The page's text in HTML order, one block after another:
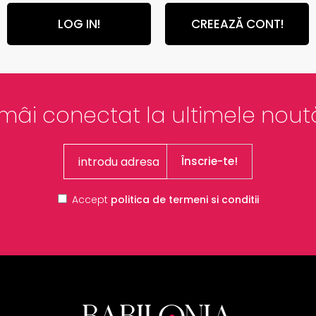
LOG IN! CREEAZĂ CONT!
conectat la ultimele
Înscrie-te!
Accept politica de termeni si conditii